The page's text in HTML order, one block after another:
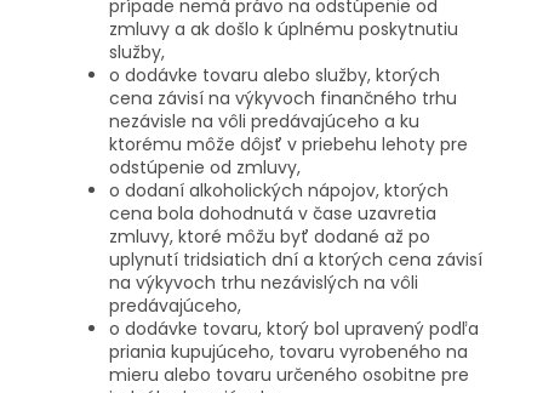
prípade nemá právo na odstúpenie od
zmluvy a ak došlo k úplnému poskytnutiu
služby,
o dodávke tovaru alebo služby, ktorých
cena závisí na výkyvoch finančného trhu
nezávisle na vôli predávajúceho a ku
ktorému môže dôjsť v priebehu lehoty pre
odstúpenie od zmluvy,
o dodaní alkoholických nápojov, ktorých
cena bola dohodnutá v čase uzavretia
zmluvy, ktoré môžu byť dodané až po
uplynutí tridsiatich dní a ktorých cena závisí
na výkyvoch trhu nezávislých na vôli
predávajúceho,
o dodávke tovaru, ktorý bol upravený podľa
priania kupujúceho, tovaru vyrobeného na
mieru alebo tovaru určeného osobitne pre